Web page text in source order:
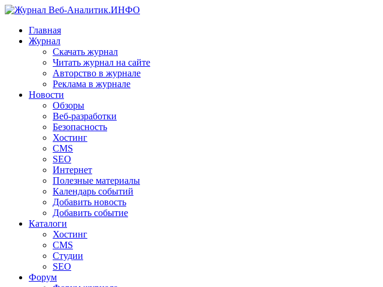
Главная
Журнал
Скачать журнал
Читать журнал на сайте
Авторство в журнале
Реклама в журнале
Новости
Обзоры
Веб-разработки
Безопасность
Хостинг
CMS
SEO
Интернет
Полезные материалы
Календарь событий
Добавить новость
Добавить событие
Каталоги
Хостинг
CMS
Студии
SEO
Форум